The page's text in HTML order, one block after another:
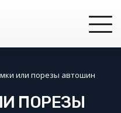
или порезы автошин
ПОРЕЗЫ